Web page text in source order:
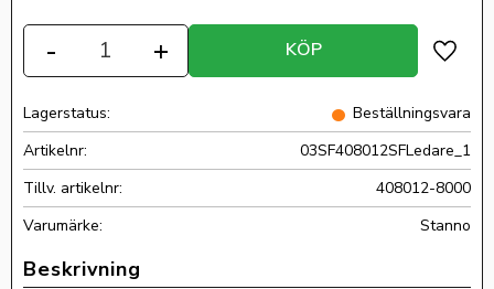
+
- KÖP
Lägg
Lagerstatus
Beställningsvara
Artikelnr
03SF408012SFLedare_1
Tillv. artikelnr
408012-8000
Stanno